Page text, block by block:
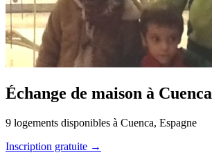
Échange de maison à Cuenca
9 logements disponibles à Cuenca, Espagne
Inscription gratuite →